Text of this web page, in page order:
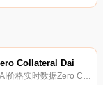
Collateral Dai